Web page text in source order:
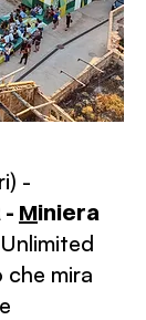
-
- Miniera
che mira